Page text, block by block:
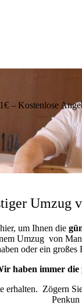
– Kostenlose
Umzug
um Ihnen die
Umzug von
oder ein
haben immer die
erhalten. Zögern
Penkun